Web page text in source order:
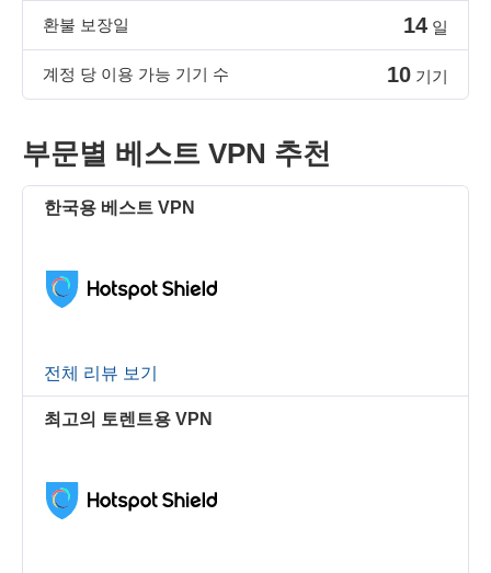
환불 보장일 14 일
계정 당 이용 가능 기기 수 10 기기
부문별 베스트 VPN 추천
한국용 베스트 VPN
전체 리뷰 보기
최고의 토렌트용 VPN